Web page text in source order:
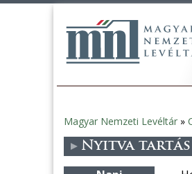
Jelenlegi
hely
Magyar Nemzeti Levéltár »
Nyitva tartás